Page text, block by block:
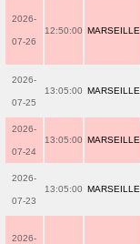
2026-
07-26
12:50:00 MARSEILLE
2026-
07-25
13:05:00 MARSEILLE
2026-
07-24
13:05:00 MARSEILLE
2026-
07-23
13:05:00 MARSEILLE
2026-